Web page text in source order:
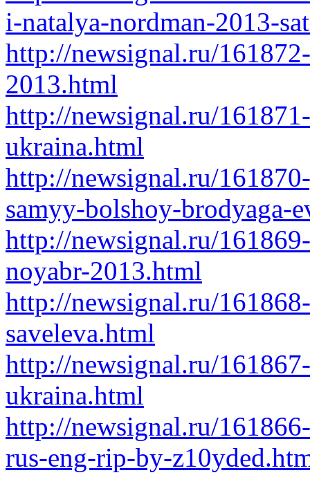
i-natalya-nordman-2013-
http://newsignal.ru/
2013.html
http://newsignal.ru/
ukraina.html
http://newsignal.ru/
samyy-bolshoy-brodyaga-
http://newsignal.ru/
noyabr-2013.html
http://newsignal.ru/
saveleva.html
http://newsignal.ru/
ukraina.html
http://newsignal.ru/
rus-eng-rip-by-